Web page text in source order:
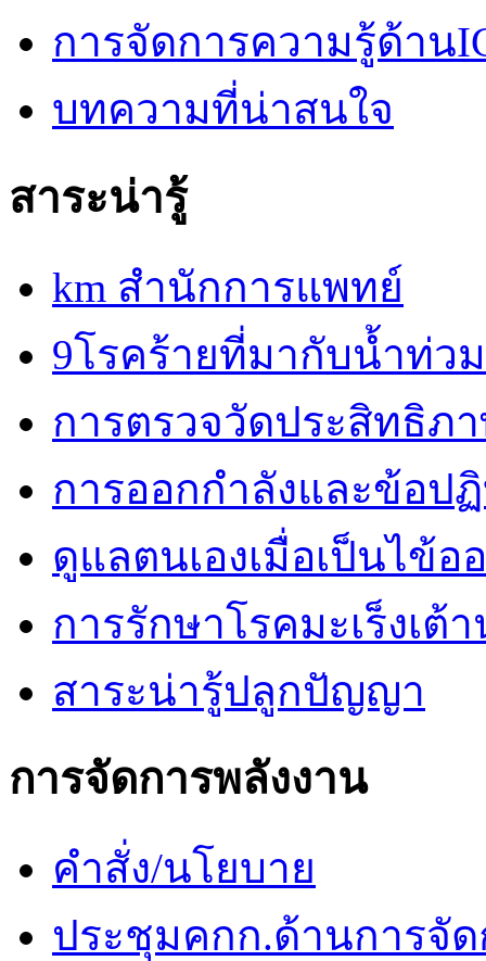
การจัดการความรู้ด้าน
บทความที่น่าสนใจ
สาระน่ารู้
km สำนักการแพทย์
9โรคร้ายที่มากับน้ำท่วม
การตรวจวัดประสิทธิภ
การออกกำลังและข้อป
ดูแลตนเองเมื่อเป็นไข้อ
การรักษาโรคมะเร็งเต้
สาระน่ารู้ปลูกปัญญา
การจัดการพลังงาน
คำสั่ง/นโยบาย
ประชุมคกก.ด้านการจัด